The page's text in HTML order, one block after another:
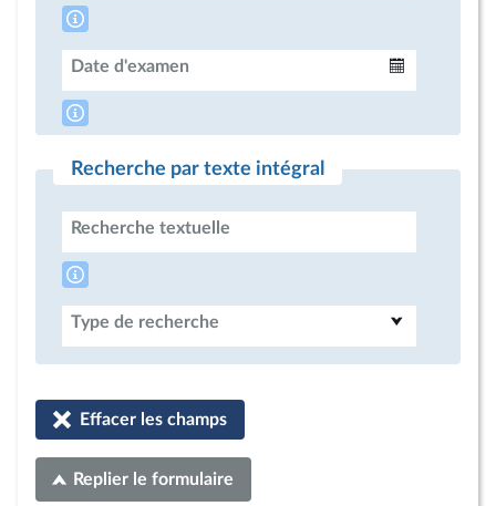
Date d'examen
Recherche par texte intégral
Recherche textuelle
Type de recherche
Effacer les champs
Replier le formulaire